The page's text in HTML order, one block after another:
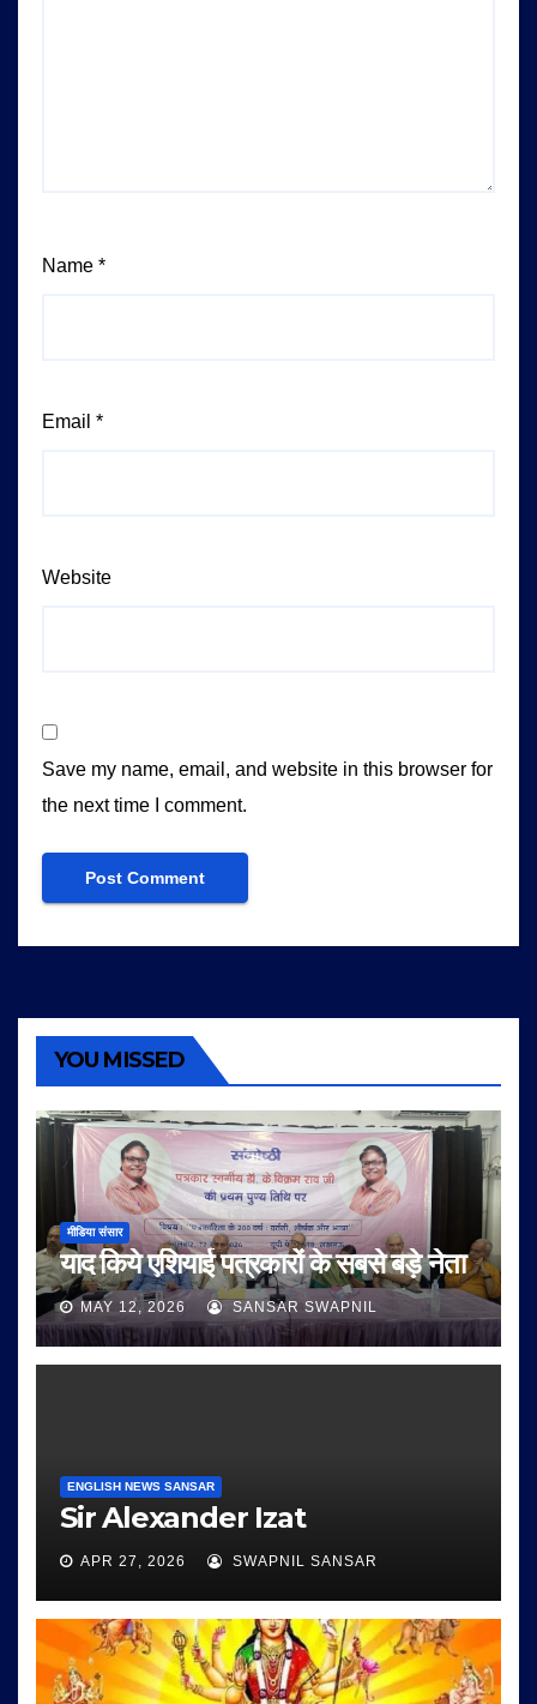
Name *
Email *
Website
Save my name, email, and website in this browser for
the next time I comment.
YOU MISSED
मीडिया संसार
याद किये एशियाई पत्रकारों के सबसे बड़े नेता
MAY 12, 2026 SANSAR SWAPNIL
ENGLISH NEWS SANSAR
Sir Alexander Izat
APR 27, 2026 SWAPNIL SANSAR